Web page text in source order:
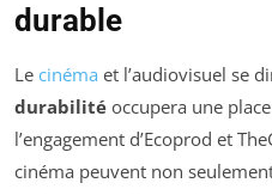
durable
Le cinéma et l’audiovisuel se
durabilité occupera une
l’engagement d’Ecoprod et
cinéma peuvent non